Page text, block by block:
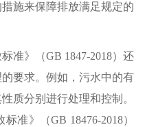
施来保障排放满足规定的
准》（GB 1847-2018）还
要求。例如，污水中的有
质分别进行处理和控制。
准》（GB 18476-2018）